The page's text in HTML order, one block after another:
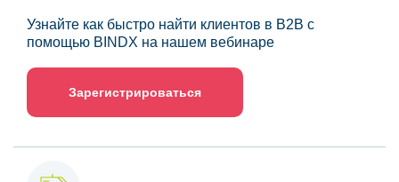
Узнайте как быстро найти клиентов в B2B с
помощью BINDX на нашем вебинаре
Зарегистрироваться